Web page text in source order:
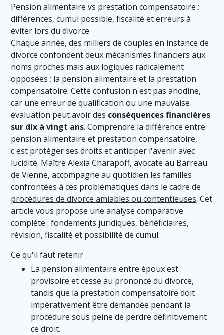
Pension alimentaire vs prestation compensatoire :
différences, cumul possible, fiscalité et erreurs à
éviter lors du divorce
Chaque année, des milliers de couples en instance de
divorce confondent deux mécanismes financiers aux
noms proches mais aux logiques radicalement
opposées : la pension alimentaire et la prestation
compensatoire. Cette confusion n'est pas anodine,
car une erreur de qualification ou une mauvaise
évaluation peut avoir des conséquences financières
sur dix à vingt ans. Comprendre la différence entre
pension alimentaire et prestation compensatoire,
c'est protéger ses droits et anticiper l'avenir avec
lucidité. Maître Alexia Charapoff, avocate au Barreau
de Vienne, accompagne au quotidien les familles
confrontées à ces problématiques dans le cadre de
procédures de divorce amiables ou contentieuses. Cet
article vous propose une analyse comparative
complète : fondements juridiques, bénéficiaires,
révision, fiscalité et possibilité de cumul.
Ce qu'il faut retenir
La pension alimentaire entre époux est
provisoire et cesse au prononcé du divorce,
tandis que la prestation compensatoire doit
impérativement être demandée pendant la
procédure sous peine de perdre définitivement
ce droit.